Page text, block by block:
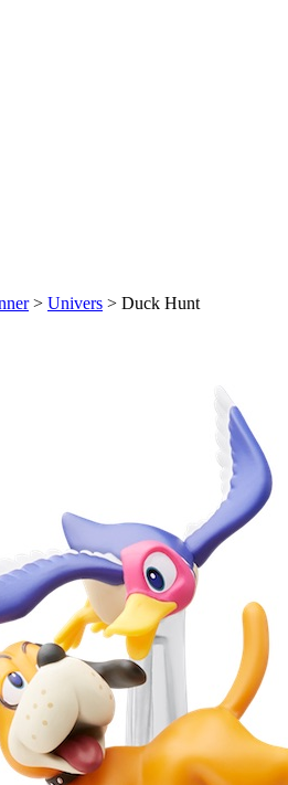
> Univers > Duck Hunt